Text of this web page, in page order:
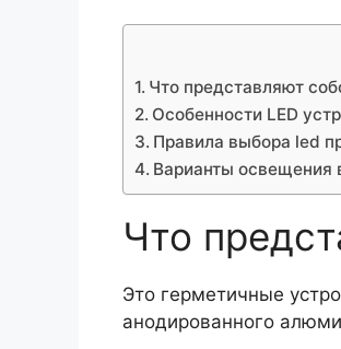
Что представляют
Особенности LED
Правила выбора led
Варианты освещения
Что
Это герметичные
анодированного